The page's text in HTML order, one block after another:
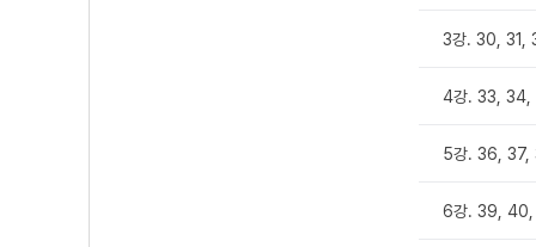
3강. 30, 31,
4강. 33, 34,
5강. 36, 37,
6강. 39,